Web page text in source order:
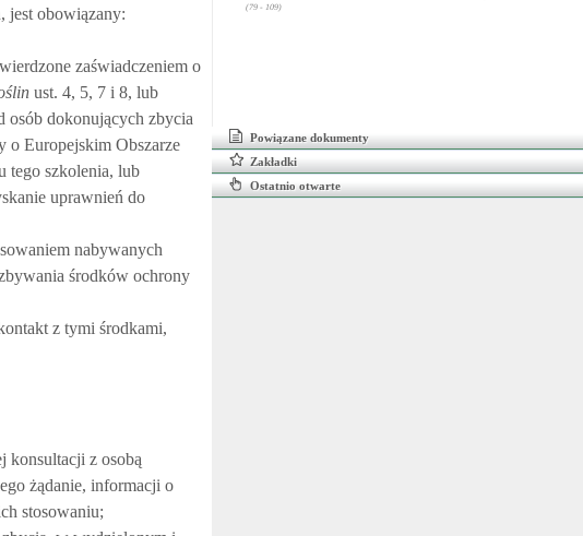
jest obowiązany:
zaświadczeniem o
ust. 4, 5, 7 i 8, lub
osób dokonujących zbycia
o Europejskim Obszarze
tego szkolenia, lub
uprawnień do
nabywanych
środków ochrony
z tymi środkami,
konsultacji z osobą
żądanie, informacji o
stosowaniu;
(79 - 109)
Powiązane dokumenty
Zakładki
Ostatnio otwarte